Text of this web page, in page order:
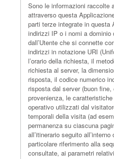
Sono le informazioni raccolte
attraverso questa
parti terze integrate in questa
indirizzi IP o i nomi a dominio
dall’Utente che si connette
indirizzi in notazione URI
l’orario della richiesta, il
richiesta al server, la
risposta, il codice numerico
risposta dal server (buon
provenienza, le
operativo utilizzati dal
temporali della visita (ad
permanenza su ciascuna
all’itinerario seguito
particolare riferimento alla
consultate, ai parametri